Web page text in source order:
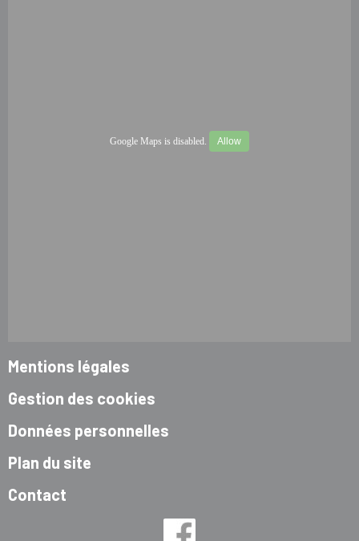
Google Maps is disabled. Allow
Mentions légales
Gestion des cookies
Données personnelles
Plan du site
Contact